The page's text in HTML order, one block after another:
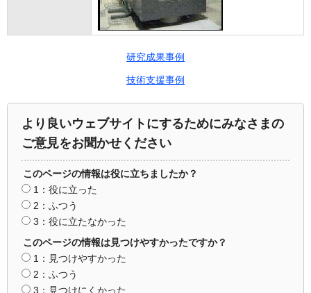
研究成果事例
技術支援事例
より良いウェブサイトにするためにみなさまの
ご意見をお聞かせください
このページの情報は役に立ちましたか？
1：役に立った
2：ふつう
3：役に立たなかった
このページの情報は見つけやすかったですか？
1：見つけやすかった
2：ふつう
3：見つけにくかった